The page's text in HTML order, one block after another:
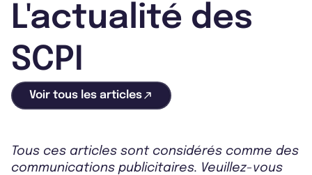
L'actualité des
SCPI
Voir tous les articles
Tous ces articles sont considérés comme des
communications publicitaires. Veuillez-vous